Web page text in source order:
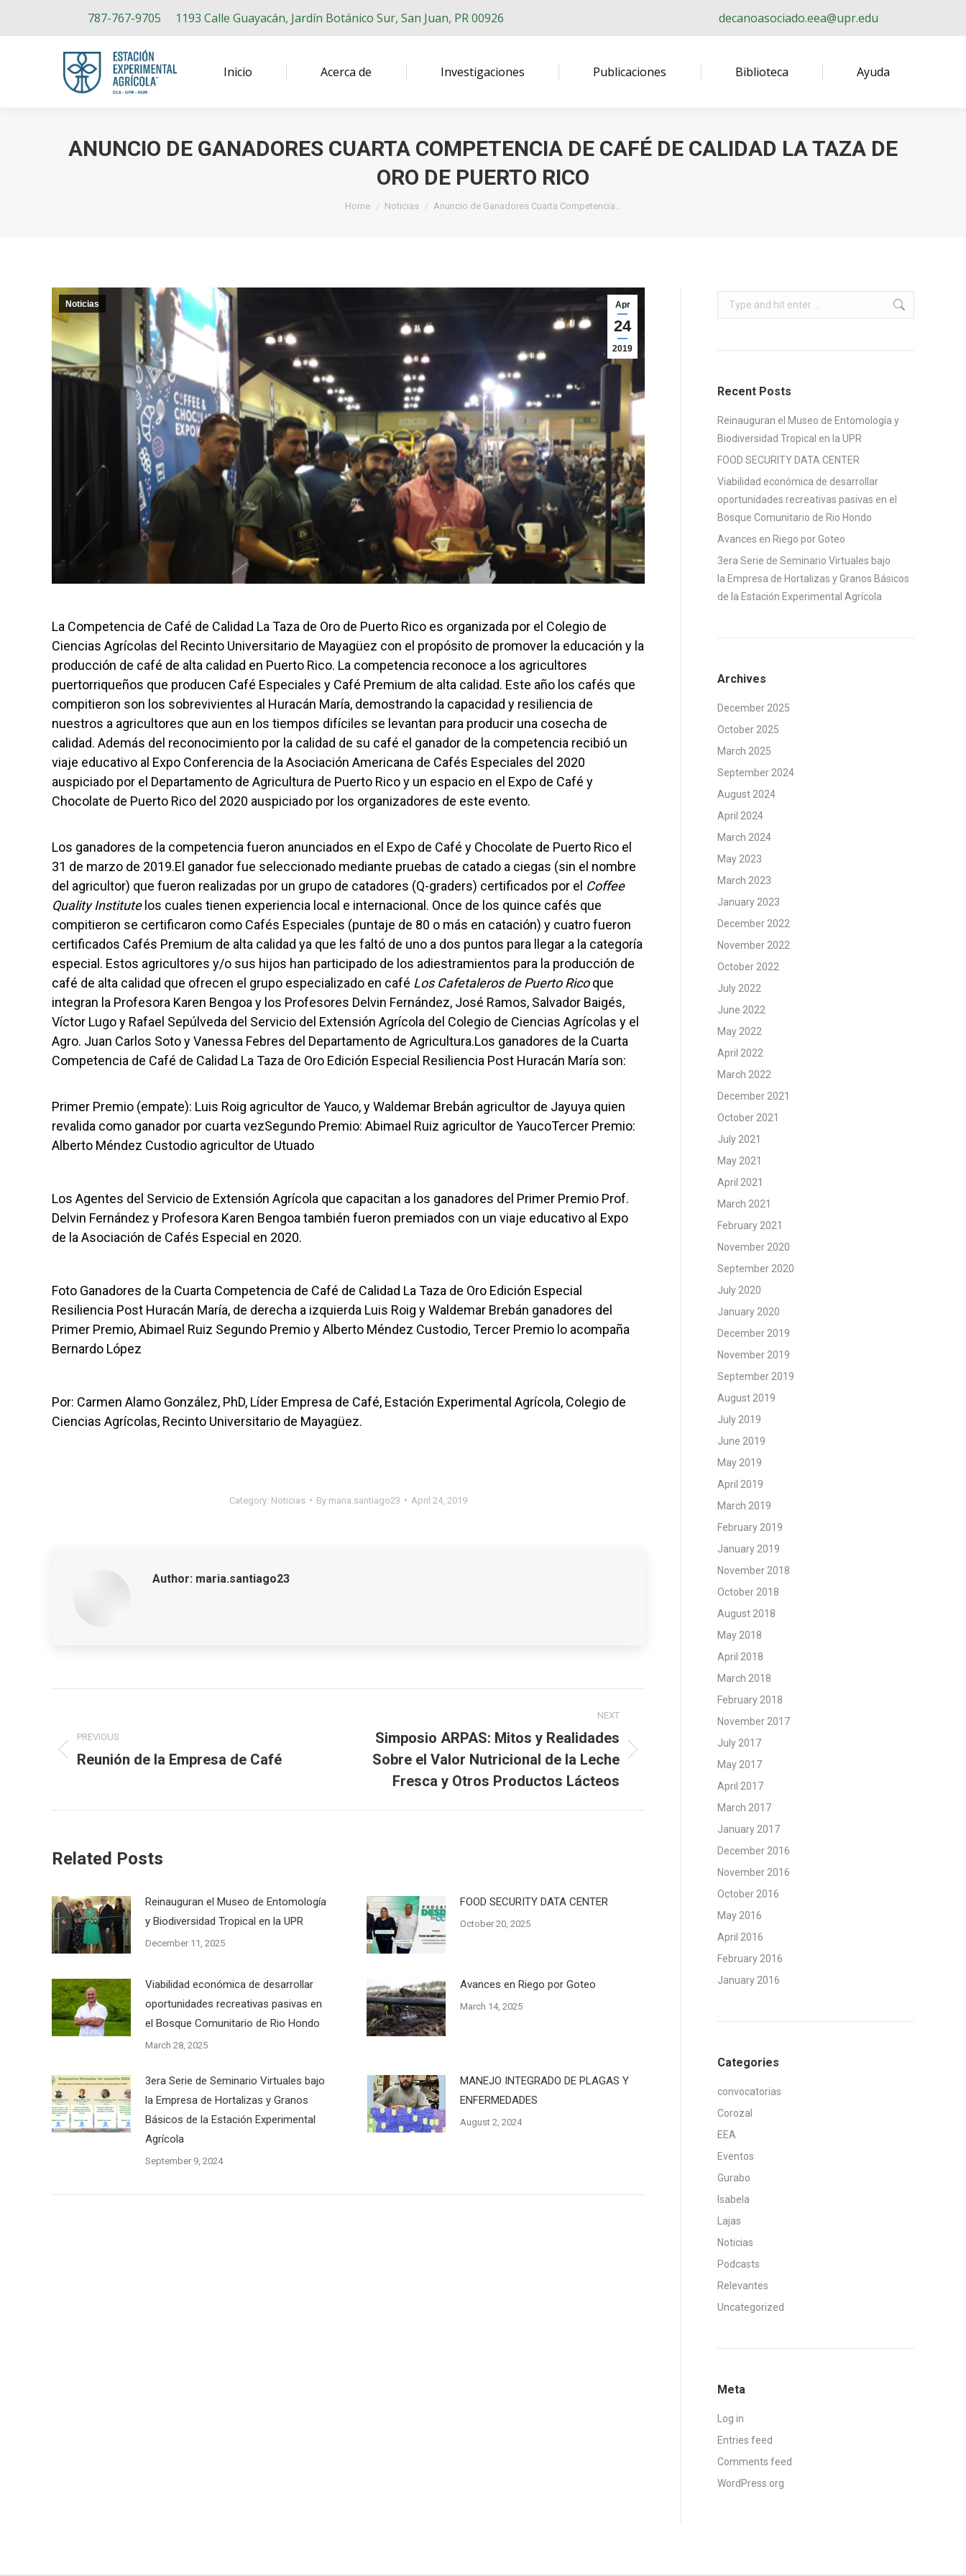
787-767-9705 1193 Calle Guayacán, Jardín Botánico Sur, San Juan, PR 00926 decanoasociado.eea@upr.edu
Inicio Acerca de Investigaciones Publicaciones Biblioteca Ayuda
ANUNCIO DE GANADORES CUARTA COMPETENCIA DE CAFÉ DE CALIDAD LA TAZA DE
ORO DE PUERTO RICO
You are here:
Home Noticias Anuncio de Ganadores Cuarta Competencia…
Apr
24
2019
Noticias
La Competencia de Café de Calidad La Taza de Oro de Puerto Rico es organizada por el Colegio de
Ciencias Agrícolas del Recinto Universitario de Mayagüez con el propósito de promover la educación y la
producción de café de alta calidad en Puerto Rico. La competencia reconoce a los agricultores
puertorriqueños que producen Café Especiales y Café Premium de alta calidad. Este año los cafés que
compitieron son los sobrevivientes al Huracán María, demostrando la capacidad y resiliencia de
nuestros a agricultores que aun en los tiempos difíciles se levantan para producir una cosecha de
calidad. Además del reconocimiento por la calidad de su café el ganador de la competencia recibió un
viaje educativo al Expo Conferencia de la Asociación Americana de Cafés Especiales del 2020
auspiciado por el Departamento de Agricultura de Puerto Rico y un espacio en el Expo de Café y
Chocolate de Puerto Rico del 2020 auspiciado por los organizadores de este evento.
Los ganadores de la competencia fueron anunciados en el Expo de Café y Chocolate de Puerto Rico el
31 de marzo de 2019.El ganador fue seleccionado mediante pruebas de catado a ciegas (sin el nombre
del agricultor) que fueron realizadas por un grupo de catadores (Q-graders) certificados por el Coffee
Quality Institutelos cuales tienen experiencia local e internacional. Once de los quince cafés que
compitieron se certificaron como Cafés Especiales (puntaje de 80 o más en catación) y cuatro fueron
certificados Cafés Premium de alta calidad ya que les faltó de uno a dos puntos para llegar a la categoría
especial. Estos agricultores y/o sus hijos han participado de los adiestramientos para la producción de
café de alta calidad que ofrecen el grupo especializado en café Los Cafetaleros de Puerto Ricoque
integran la Profesora Karen Bengoa y los Profesores Delvin Fernández, José Ramos, Salvador Baigés,
Víctor Lugo y Rafael Sepúlveda del Servicio del Extensión Agrícola del Colegio de Ciencias Agrícolas y el
Agro. Juan Carlos Soto y Vanessa Febres del Departamento de Agricultura.Los ganadores de la Cuarta
Competencia de Café de Calidad La Taza de Oro Edición Especial Resiliencia Post Huracán María son:
Primer Premio (empate): Luis Roig agricultor de Yauco, y Waldemar Brebán agricultor de Jayuya quien
revalida como ganador por cuarta vezSegundo Premio: Abimael Ruiz agricultor de YaucoTercer Premio:
Alberto Méndez Custodio agricultor de Utuado
Los Agentes del Servicio de Extensión Agrícola que capacitan a los ganadores del Primer Premio Prof.
Delvin Fernández y Profesora Karen Bengoa también fueron premiados con un viaje educativo al Expo
de la Asociación de Cafés Especial en 2020.
Foto Ganadores de la Cuarta Competencia de Café de Calidad La Taza de Oro Edición Especial
Resiliencia Post Huracán María, de derecha a izquierda Luis Roig y Waldemar Brebán ganadores del
Primer Premio, Abimael Ruiz Segundo Premio y Alberto Méndez Custodio, Tercer Premio lo acompaña
Bernardo López
Por: Carmen Alamo González, PhD, Líder Empresa de Café, Estación Experimental Agrícola, Colegio de
Ciencias Agrícolas, Recinto Universitario de Mayagüez.
Category: Noticias By maria.santiago23 April 24, 2019
Author: maria.santiago23
navigation
PREVIOUS
Previous
Reunión de la Empresa de Café
NEXT
Next
Simposio ARPAS: Mitos y Realidades
Sobre el Valor Nutricional de la Leche
Fresca y Otros Productos Lácteos
Related Posts
Reinauguran el Museo de Entomología
y Biodiversidad Tropical en la UPR
December 11, 2025
FOOD SECURITY DATA CENTER
October 20, 2025
Viabilidad económica de desarrollar
oportunidades recreativas pasivas en
el Bosque Comunitario de Rio Hondo
March 28, 2025
Avances en Riego por Goteo
March 14, 2025
3era Serie de Seminario Virtuales bajo
la Empresa de Hortalizas y Granos
Básicos de la Estación Experimental
Agrícola
September 9, 2024
MANEJO INTEGRADO DE PLAGAS Y
ENFERMEDADES
August 2, 2024
Search:
Recent Posts
Reinauguran el Museo de Entomología y
Biodiversidad Tropical en la UPR
FOOD SECURITY DATA CENTER
Viabilidad económica de desarrollar
oportunidades recreativas pasivas en el
Bosque Comunitario de Rio Hondo
Avances en Riego por Goteo
3era Serie de Seminario Virtuales bajo
la Empresa de Hortalizas y Granos Básicos
de la Estación Experimental Agrícola
Archives
December 2025
October 2025
March 2025
September 2024
August 2024
April 2024
March 2024
May 2023
March 2023
January 2023
December 2022
November 2022
October 2022
July 2022
June 2022
May 2022
April 2022
March 2022
December 2021
October 2021
July 2021
May 2021
April 2021
March 2021
February 2021
November 2020
September 2020
July 2020
January 2020
December 2019
November 2019
September 2019
August 2019
July 2019
June 2019
May 2019
April 2019
March 2019
February 2019
January 2019
November 2018
October 2018
August 2018
May 2018
April 2018
March 2018
February 2018
November 2017
July 2017
May 2017
April 2017
March 2017
January 2017
December 2016
November 2016
October 2016
May 2016
April 2016
February 2016
January 2016
Categories
convocatorias
Corozal
EEA
Eventos
Gurabo
Isabela
Lajas
Noticias
Podcasts
Relevantes
Uncategorized
Meta
Log in
Entries feed
Comments feed
WordPress.org